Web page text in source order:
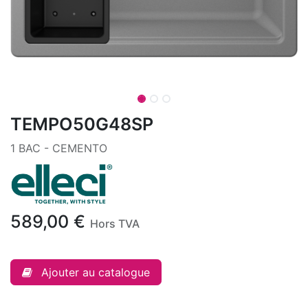
TEMPO50G48SP
1 BAC - CEMENTO
589,00 € Hors TVA
Ajouter au catalogue